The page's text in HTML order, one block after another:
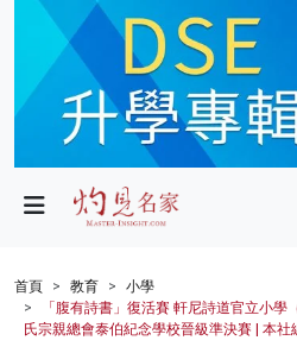
政局
財經
生活
首頁 教育
小學
「腹有詩書」復活賽 軒尼詩道官立小
氏宗親總會泰伯紀念學校晉級準決賽 | 本社